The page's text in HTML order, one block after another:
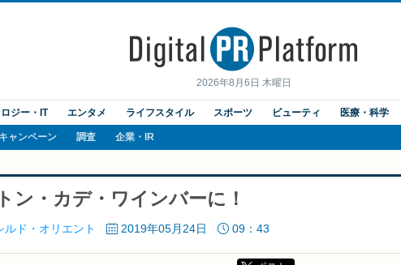
2026年8月6日 木曜日
ジー・IT エンタメ ライフスタイル スポーツ ビューティ 医療・科学
キャンペーン 調査 企業・IR
ン・カデ・ワインバーに！
ド・オリエント 2019年05月24日 09：43